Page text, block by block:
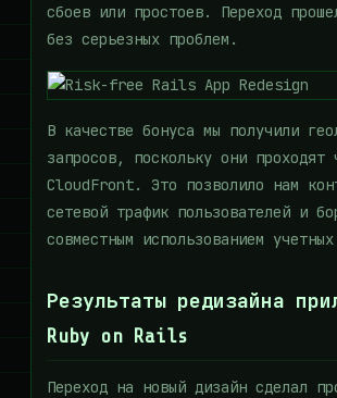
сбоев или простоев. Переход
без серьезных проблем.
В качестве бонуса мы получили
запросов, поскольку они проходят
CloudFront. Это позволило нам
сетевой трафик пользователей и
совместным использованием
Результаты редизайна
Ruby on Rails
Переход на новый дизайн сделал